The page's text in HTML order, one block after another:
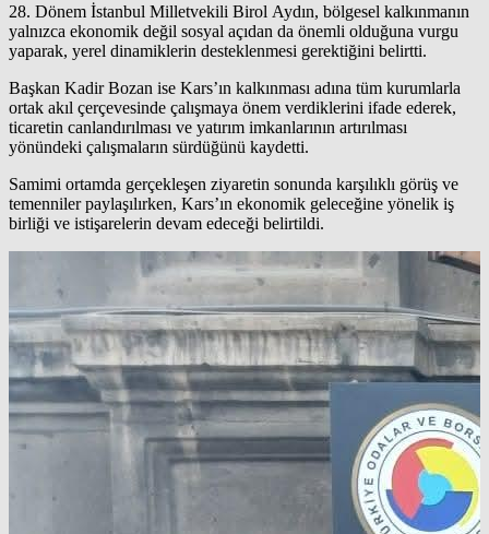
28. Dönem İstanbul Milletvekili Birol Aydın, bölgesel kalkınmanın
yalnızca ekonomik değil sosyal açıdan da önemli olduğuna vurgu
yaparak, yerel dinamiklerin desteklenmesi gerektiğini belirtti.
Başkan Kadir Bozan ise Kars’ın kalkınması adına tüm kurumlarla
ortak akıl çerçevesinde çalışmaya önem verdiklerini ifade ederek,
ticaretin canlandırılması ve yatırım imkanlarının artırılması
yönündeki çalışmaların sürdüğünü kaydetti.
Samimi ortamda gerçekleşen ziyaretin sonunda karşılıklı görüş ve
temenniler paylaşılırken, Kars’ın ekonomik geleceğine yönelik iş
birliği ve istişarelerin devam edeceği belirtildi.